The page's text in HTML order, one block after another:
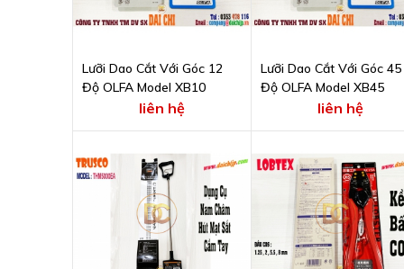
Lưỡi Dao Cắt Với Góc 12
Độ OLFA Model XB10
liên hệ
Lưỡi Dao Cắt Với Góc 45
Độ OLFA Model XB45
liên hệ